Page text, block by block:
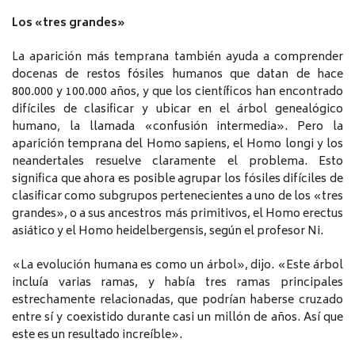
Los «tres grandes»
La aparición más temprana también ayuda a comprender
docenas de restos fósiles humanos que datan de hace
800.000 y 100.000 años, y que los científicos han encontrado
difíciles de clasificar y ubicar en el árbol genealógico
humano, la llamada «confusión intermedia». Pero la
aparición temprana del Homo sapiens, el Homo longi y los
neandertales resuelve claramente el problema. Esto
significa que ahora es posible agrupar los fósiles difíciles de
clasificar como subgrupos pertenecientes a uno de los «tres
grandes», o a sus ancestros más primitivos, el Homo erectus
asiático y el Homo heidelbergensis, según el profesor Ni.
«La evolución humana es como un árbol», dijo. «Este árbol
incluía varias ramas, y había tres ramas principales
estrechamente relacionadas, que podrían haberse cruzado
entre sí y coexistido durante casi un millón de años. Así que
este es un resultado increíble».